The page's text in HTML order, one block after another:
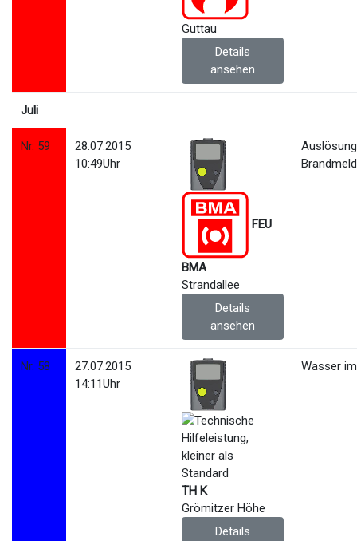
Guttau
Details
ansehen
Juli
Nr. 59
28.07.2015
10:49Uhr
FEU
BMA
Strandallee
Details
ansehen
Auslösung
Nr. 58
27.07.2015
14:11Uhr
TH K
Grömitzer Höhe
Details
Wasser